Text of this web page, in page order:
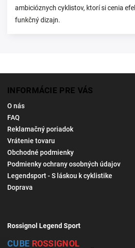
ambicióznych cyklistov, ktorí si cenia
funkčný dizajn.
INFORMÁCIE PRE VÁS
O nás
FAQ
Reklamačný poriadok
Vrátenie tovaru
Obchodné podmienky
Podmienky ochrany osobných údajov
Legendsport - S láskou k cyklistike
Doprava
Rossignol Legend Sport
CUBE ROSSIGNOL